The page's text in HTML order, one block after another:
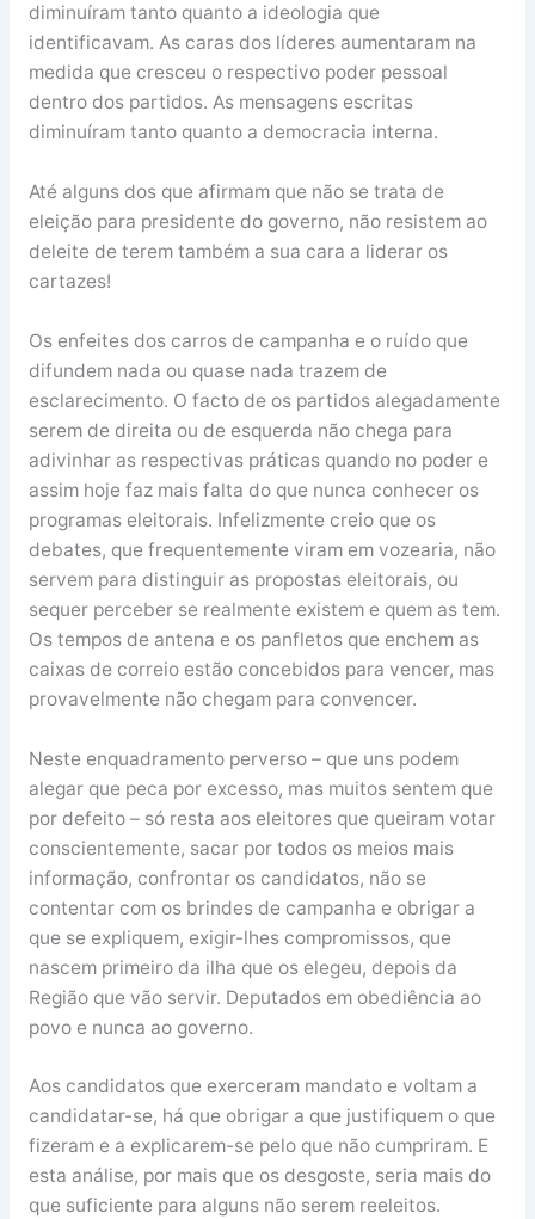
diminuíram tanto quanto a ideologia que
identificavam. As caras dos líderes aumentaram na
medida que cresceu o respectivo poder pessoal
dentro dos partidos. As mensagens escritas
diminuíram tanto quanto a democracia interna.
Até alguns dos que afirmam que não se trata de
eleição para presidente do governo, não resistem ao
deleite de terem também a sua cara a liderar os
cartazes!
Os enfeites dos carros de campanha e o ruído que
difundem nada ou quase nada trazem de
esclarecimento. O facto de os partidos alegadamente
serem de direita ou de esquerda não chega para
adivinhar as respectivas práticas quando no poder e
assim hoje faz mais falta do que nunca conhecer os
programas eleitorais. Infelizmente creio que os
debates, que frequentemente viram em vozearia, não
servem para distinguir as propostas eleitorais, ou
sequer perceber se realmente existem e quem as tem.
Os tempos de antena e os panfletos que enchem as
caixas de correio estão concebidos para vencer, mas
provavelmente não chegam para convencer.
Neste enquadramento perverso – que uns podem
alegar que peca por excesso, mas muitos sentem que
por defeito – só resta aos eleitores que queiram votar
conscientemente, sacar por todos os meios mais
informação, confrontar os candidatos, não se
contentar com os brindes de campanha e obrigar a
que se expliquem, exigir-lhes compromissos, que
nascem primeiro da ilha que os elegeu, depois da
Região que vão servir. Deputados em obediência ao
povo e nunca ao governo.
Aos candidatos que exerceram mandato e voltam a
candidatar-se, há que obrigar a que justifiquem o que
fizeram e a explicarem-se pelo que não cumpriram. E
esta análise, por mais que os desgoste, seria mais do
que suficiente para alguns não serem reeleitos.